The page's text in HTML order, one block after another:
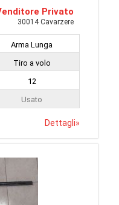
Privato
30014 Cavarzere
Arma Lunga
Tiro a volo
12
Usato
Dettagli»